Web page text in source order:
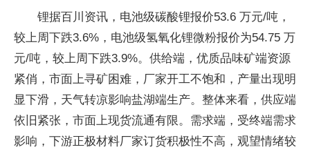
锂据百川资讯，电池级碳酸锂报价53.6 万元/吨，
较上周下跌3.6%，电池级氢氧化锂微粉报价为54.75 万
元/吨，较上周下跌3.9%。供给端，优质品味矿端资源
紧俏，市面上寻矿困难，厂家开工不饱和，产量出现明
显下滑，天气转凉影响盐湖端生产。整体来看，供应端
依旧紧张，市面上现货流通有限。需求端，受终端需求
影响，下游正极材料厂家订货积极性不高，观望情绪较